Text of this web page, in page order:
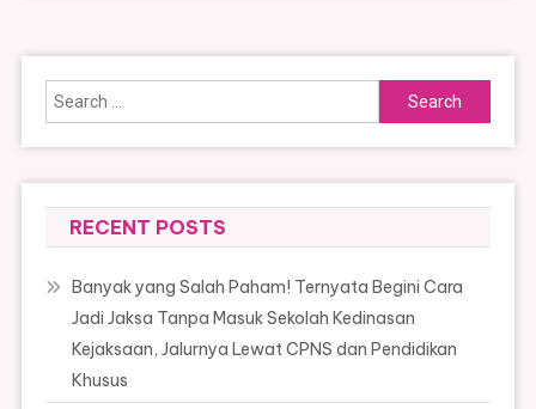
Search
for:
RECENT POSTS
Banyak yang Salah Paham! Ternyata Begini Cara
Jadi Jaksa Tanpa Masuk Sekolah Kedinasan
Kejaksaan, Jalurnya Lewat CPNS dan Pendidikan
Khusus